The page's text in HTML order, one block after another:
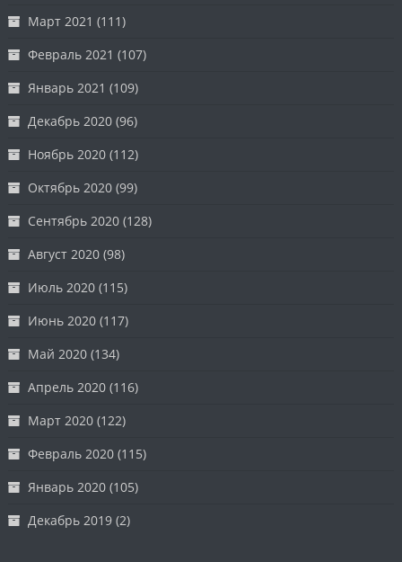
Март 2021 (111)
Февраль 2021 (107)
Январь 2021 (109)
Декабрь 2020 (96)
Ноябрь 2020 (112)
Октябрь 2020 (99)
Сентябрь 2020 (128)
Август 2020 (98)
Июль 2020 (115)
Июнь 2020 (117)
Май 2020 (134)
Апрель 2020 (116)
Март 2020 (122)
Февраль 2020 (115)
Январь 2020 (105)
Декабрь 2019 (2)